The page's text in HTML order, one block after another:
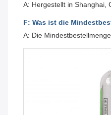
A: Hergestellt in Shanghai,
F: Was ist die
A: Die